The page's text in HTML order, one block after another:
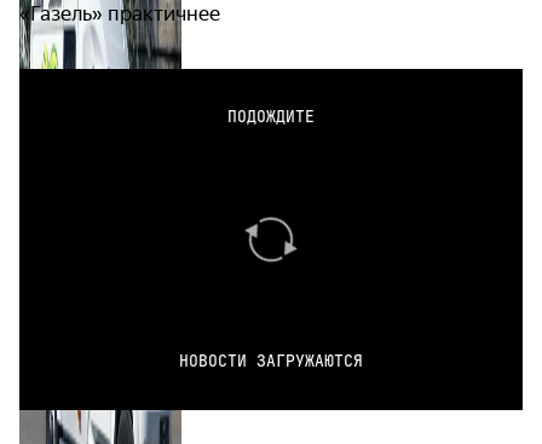
«Газель» практичнее
ПОДОЖДИТЕ
НОВОСТИ ЗАГРУЖАЮТСЯ